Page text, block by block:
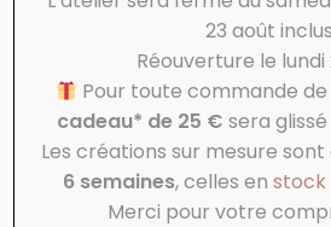
Étiquettes : Accessoires personnalisés
Maternité et d’Allaitement, Créatrice
Partager :
Facebook X
23 août
Réouverture le lundi
Pour toute commande de
cadeau* de 25 € sera
Les créations sur mesure sont
6 semaines, celles en stock
Merci pour votre